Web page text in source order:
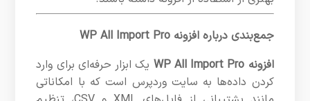
جمع‌بندی درباره افزونه WP All Import Pro
افزونه WP All Import Pro
یک ابزار حرفه‌ای برای وارد
کردن داده‌ها به سایت وردپرس است که با امکاناتی